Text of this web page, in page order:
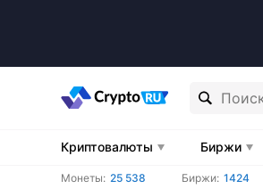
Криптовалюты Биржи
Монеты: 25 538 Биржи: 1424